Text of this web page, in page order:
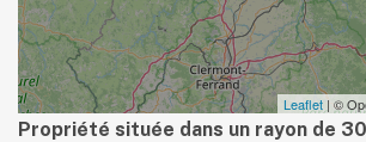
Leaflet | ©
Propriété située dans un rayon de